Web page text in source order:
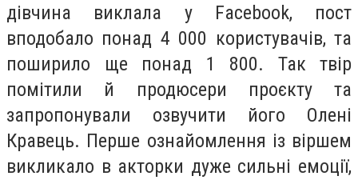
дівчина виклала у Facebook, пост
вподобало понад 4 000 користувачів, та
поширило ще понад 1 800. Так твір
помітили й продюсери проєкту та
запропонували озвучити його Олені
Кравець. Перше ознайомлення із віршем
викликало в акторки дуже сильні емоції,